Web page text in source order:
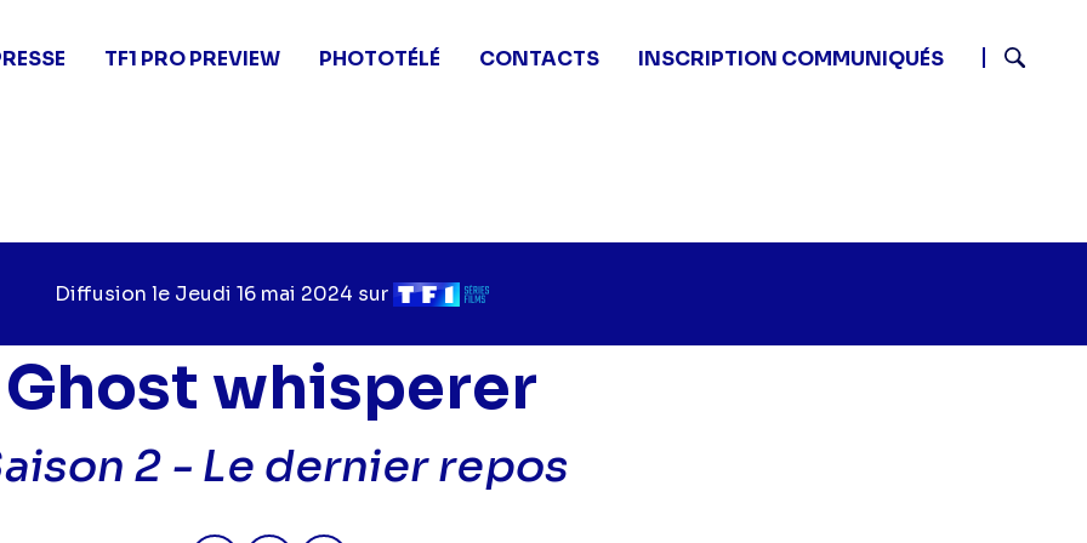
TF1 PRO PREVIEW PHOTOTÉLÉ CONTACTS
INSCRIPTION COMMUNIQUÉS
Diffusion le Jour
diffusion
Jeudi 16 mai 2024 sur Chaîne
diffusion
Ghost whisperer
2 - Le dernier repos